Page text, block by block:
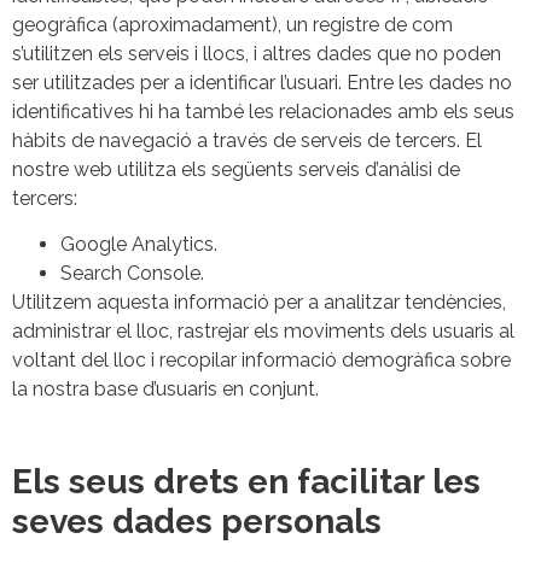
geogràfica (aproximadament), un registre de com
s’utilitzen els serveis i llocs, i altres dades que no poden
ser utilitzades per a identificar l’usuari. Entre les dades no
identificatives hi ha també les relacionades amb els seus
hàbits de navegació a través de serveis de tercers. El
nostre web utilitza els següents serveis d’anàlisi de
tercers:
Google Analytics.
Search Console.
Utilitzem aquesta informació per a analitzar tendències,
administrar el lloc, rastrejar els moviments dels usuaris al
voltant del lloc i recopilar informació demogràfica sobre
la nostra base d’usuaris en conjunt.
Els seus drets en facilitar les
seves dades personals